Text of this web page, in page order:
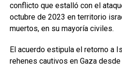
conflicto que estalló con el
octubre de 2023 en territorio
muertos, en su mayoría civiles.
El acuerdo estipula el retorno a
rehenes cautivos en Gaza